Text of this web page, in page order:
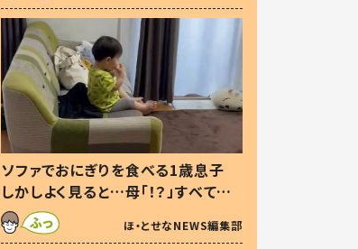
ソファでおにぎりを食べる1歳息子
しかしよく見ると…母「！？」すべてを
察した母の投稿に「可愛いから許
す！」「現行犯〜」
ほ・とせなNEWS編集部